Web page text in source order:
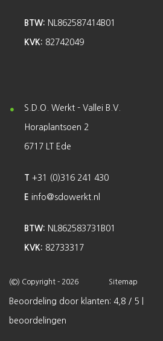
BTW: NL862587414B01
KVK: 82742049
S.D.O. Werkt - Vallei B.V.
Horaplantsoen 2
6717 LT Ede
T +31 (0)316 241 430
E info@sdowerkt.nl
BTW: NL862583731B01
KVK: 82733317
(©) Copyright - 2026 Sitemap
Beoordeling door klanten: 4,8 / 5
beoordelingen